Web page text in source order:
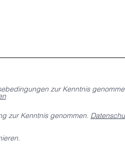
zur Kenntnis
zur Kenntnis genommen.